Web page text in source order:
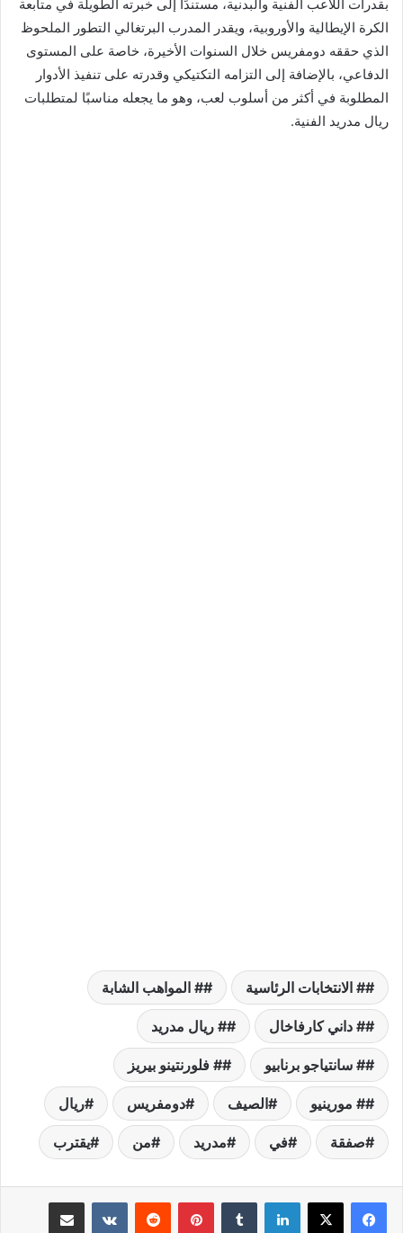
بقدرات اللاعب الفنية والبدنية، مستندًا إلى خبرته الطويلة في متابعة
الكرة الإيطالية والأوروبية، ويقدر المدرب البرتغالي التطور الملحوظ
الذي حققه دومفريس خلال السنوات الأخيرة، خاصة على المستوى
الدفاعي، بالإضافة إلى التزامه التكتيكي وقدرته على تنفيذ الأدوار
المطلوبة في أكثر من أسلوب لعب، وهو ما يجعله مناسبًا لمتطلبات
ريال مدريد الفنية.
# الانتخابات الرئاسية # المواهب الشابة
# داني كارفاخال # ريال مدريد
# سانتياجو برنابيو # فلورنتينو بيريز
# مورينيو الصيف دومفريس ريال
صفقة في مدريد من يقترب
لينكدإن بينتيريست مشاركة عبر البريد